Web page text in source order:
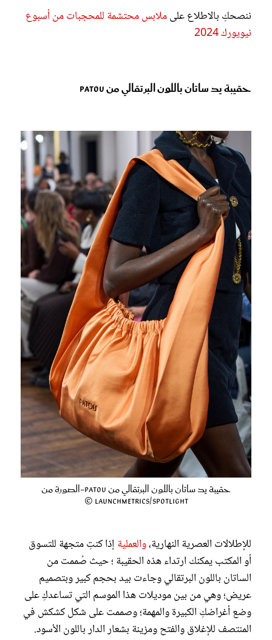
ننصحكِ بالاطلاع علىملابس محتشمة للمحجبات من أسبوع
نيويورك 2024
حقيبة يد ساتان باللون البرتقالي من Patou
حقيبة يد ساتان باللون البرتقالي من Patou-الصورة من
Launchmetrics/Spotlight ©
للإطلالات العصرية النهارية،والعملية إذا كنتِ متجهة للتسوق
أو المكتب يمكنك ارتداء هذه الحقيبة ؛ حيث صُممت من
الساتان باللون البرتقالي وجاءت بيد بحجم كبير وبتصميم
عريض؛ وهي من بين موديلات هذا الموسم التي تساعدكِ على
وضع أغراضكِ الكبيرة والمهمة؛ وصممت على شكل كشكش في
المنتصف للإغلاق والفتح ومزينة بشعار الدار باللون الأسود.